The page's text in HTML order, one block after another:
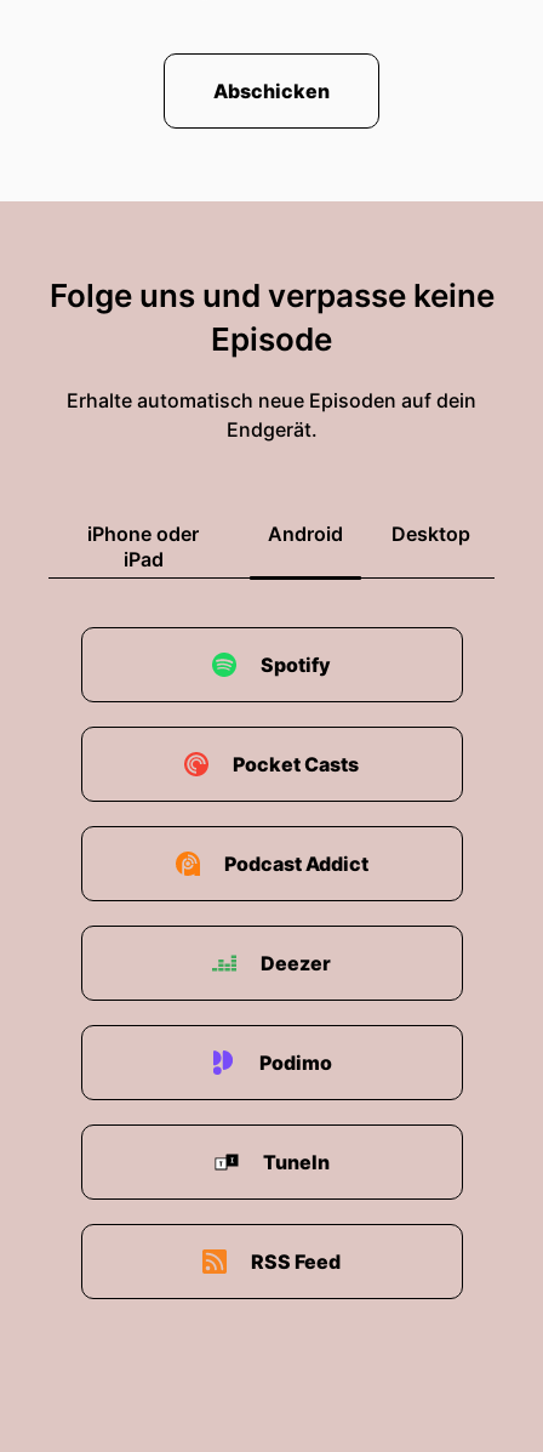
Abschicken
Folge uns und verpasse keine
Episode
Erhalte automatisch neue Episoden auf dein
Endgerät.
iPhone oder
iPad
Android Desktop
Spotify
Pocket Casts
Podcast Addict
Deezer
Podimo
TuneIn
RSS Feed